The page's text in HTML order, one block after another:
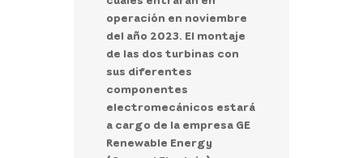
operación en noviembre
del año 2023. El montaje
de las dos turbinas con
sus diferentes
componentes
electromecánicos estará
a cargo de la empresa GE
Renewable Energy